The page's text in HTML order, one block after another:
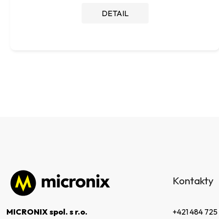
DETAIL
MICRONIX spol. s r.o.
Kontakty
+421 484